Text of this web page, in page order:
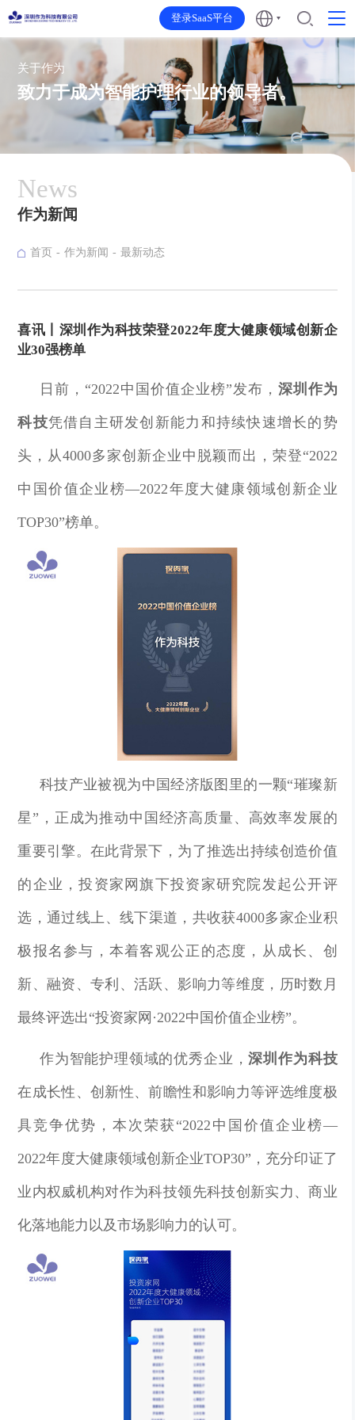
登录SaaS平台
关于作为
致力于成为智能护理行业的领导者。
News
作为新闻
首页 作为新闻 最新动态
喜讯丨深圳作为科技荣登2022年度大健康领域创新企
业30强榜单
日前，“2022中国价值企业榜”发布， 深圳作为
科技凭借自主研发创新能力和持续快速增长的势
头，从4000多家创新企业中脱颖而出，荣登“2022
中国价值企业榜—2022年度大健康领域创新企业
TOP30”榜单。
科技产业被视为中国经济版图里的一颗“璀璨新
星”，正成为推动中国经济高质量、高效率发展的
重要引擎。在此背景下，为了推选出持续创造价值
的企业，投资家网旗下投资家研究院发起公开评
选，通过线上、线下渠道，共收获4000多家企业积
极报名参与，本着客观公正的态度，从成长、创
新、融资、专利、活跃、影响力等维度，历时数月
最终评选出“投资家网·2022中国价值企业榜”。
作为智能护理领域的优秀企业，深圳作为科技
在成长性、创新性、前瞻性和影响力等评选维度极
具竞争优势，本次荣获“2022中国价值企业榜—
2022年度大健康领域创新企业TOP30”，充分印证了
业内权威机构对作为科技领先科技创新实力、商业
化落地能力以及市场影响力的认可。